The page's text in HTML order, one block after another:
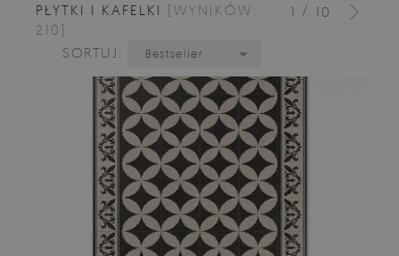
1 / 10
PŁYTKI I KAFELKI [WYNIKÓW:
210]
SORTUJ:
Bestseller